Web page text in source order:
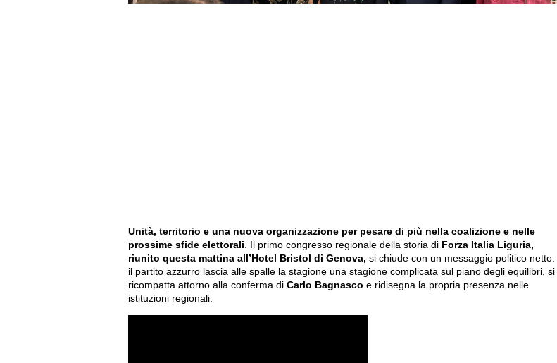
Unità, territorio e una nuova organizzazione per pesare di più nella coalizione e nelle
prossime sfide elettorali. Il primo congresso regionale della storia di Forza Italia Liguria,
riunito questa mattina all’Hotel Bristol di Genova, si chiude con un messaggio politico netto:
il partito azzurro lascia alle spalle la stagione una stagione complicata sul piano degli equilibri, si
ricompatta attorno alla conferma di Carlo Bagnasco e ridisegna la propria presenza nelle
istituzioni regionali.